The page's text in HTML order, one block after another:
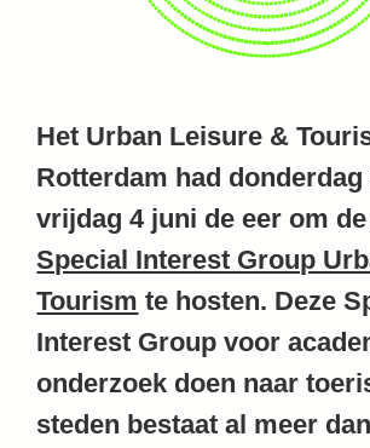
Het Urban Leisure &
Rotterdam had donderdag
vrijdag 4 juni de eer om de
Special Interest Group
Tourism te hosten. Deze
Interest Group voor
onderzoek doen naar
steden bestaat al meer